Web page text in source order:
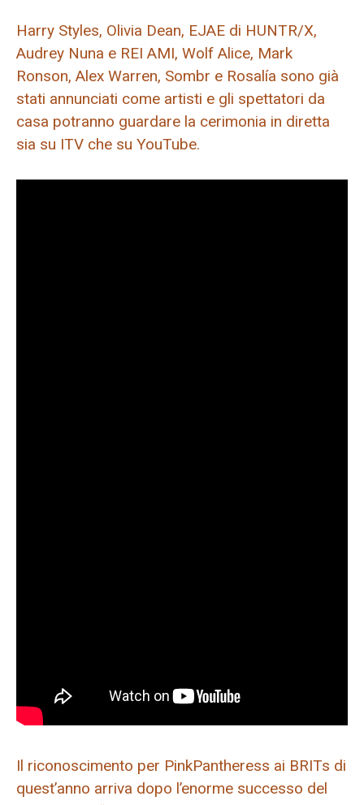
Harry Styles, Olivia Dean, EJAE di HUNTR/X,
Audrey Nuna e REI AMI, Wolf Alice, Mark
Ronson, Alex Warren, Sombr e Rosalía sono già
stati annunciati come artisti e gli spettatori da
casa potranno guardare la cerimonia in diretta
sia su ITV che su YouTube.
Il riconoscimento per PinkPantheress ai BRITs di
quest’anno arriva dopo l’enorme successo del